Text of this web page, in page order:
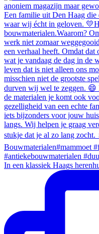
In een klassiek Haags